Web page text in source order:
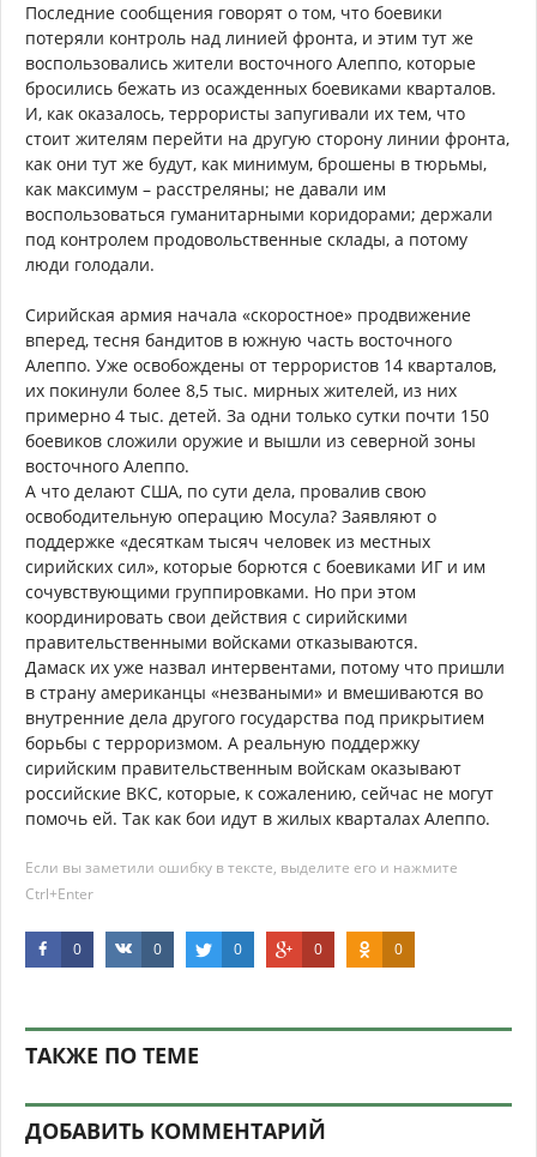
Последние сообщения говорят о том, что боевики
потеряли контроль над линией фронта, и этим тут же
воспользовались жители восточного Алеппо, которые
бросились бежать из осажденных боевиками кварталов.
И, как оказалось, террористы запугивали их тем, что
стоит жителям перейти на другую сторону линии фронта,
как они тут же будут, как минимум, брошены в тюрьмы,
как максимум – расстреляны; не давали им
воспользоваться гуманитарными коридорами; держали
под контролем продовольственные склады, а потому
люди голодали.
Сирийская армия начала «скоростное» продвижение
вперед, тесня бандитов в южную часть восточного
Алеппо. Уже освобождены от террористов 14 кварталов,
их покинули более 8,5 тыс. мирных жителей, из них
примерно 4 тыс. детей. За одни только сутки почти 150
боевиков сложили оружие и вышли из северной зоны
восточного Алеппо.
А что делают США, по сути дела, провалив свою
освободительную операцию Мосула? Заявляют о
поддержке «десяткам тысяч человек из местных
сирийских сил», которые борются с боевиками ИГ и им
сочувствующими группировками. Но при этом
координировать свои действия с сирийскими
правительственными войсками отказываются.
Дамаск их уже назвал интервентами, потому что пришли
в страну американцы «незваными» и вмешиваются во
внутренние дела другого государства под прикрытием
борьбы с терроризмом. А реальную поддержку
сирийским правительственным войскам оказывают
российские ВКС, которые, к сожалению, сейчас не могут
помочь ей. Так как бои идут в жилых кварталах Алеппо.
Если вы заметили ошибку в тексте, выделите его и нажмите
Ctrl+Enter
0 0 0 0 0
ТАКЖЕ ПО ТЕМЕ
ДОБАВИТЬ КОММЕНТАРИЙ